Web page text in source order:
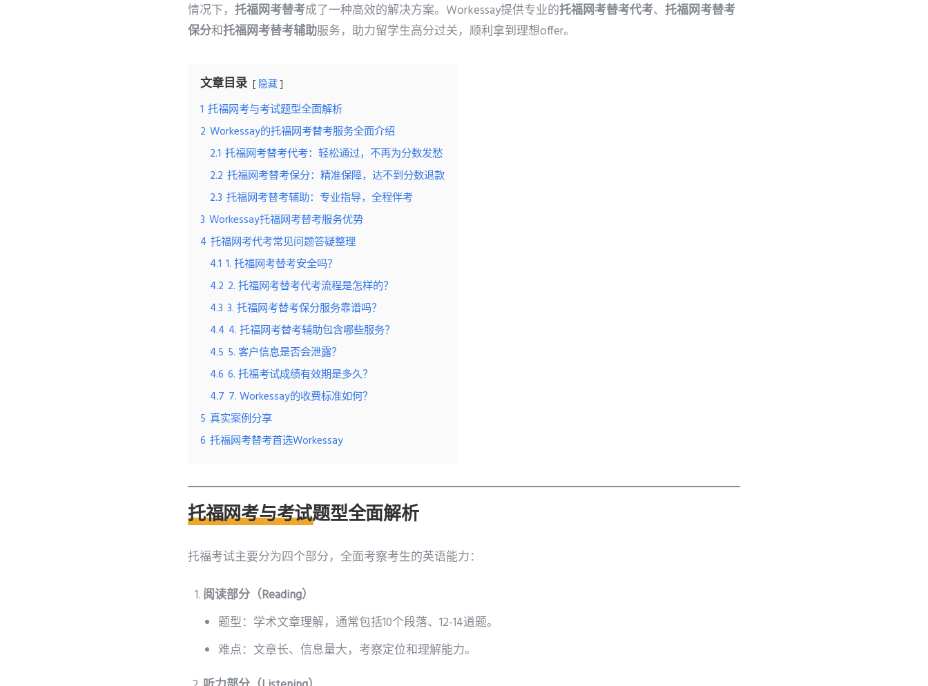
情况下， 托福网考替考成了一种高效的解决方案。Workessay提供专业的托福网考替考代考、 托福网考替考
保分和托福网考替考辅助服务，助力留学生高分过关，顺利拿到理想offer。
文章目录 隐藏
1 托福网考与考试题型全面解析
2 Workessay的托福网考替考服务全面介绍
2.1 托福网考替考代考：轻松通过，不再为分数发愁
2.2 托福网考替考保分：精准保障，达不到分数退款
2.3 托福网考替考辅助：专业指导，全程伴考
3 Workessay托福网考替考服务优势
4 托福网考代考常见问题答疑整理
4.1 1. 托福网考替考安全吗？
4.2 2. 托福网考替考代考流程是怎样的？
4.3 3. 托福网考替考保分服务靠谱吗？
4.4 4. 托福网考替考辅助包含哪些服务？
4.5 5. 客户信息是否会泄露？
4.6 6. 托福考试成绩有效期是多久？
4.7 7. Workessay的收费标准如何？
5 真实案例分享
6 托福网考替考首选Workessay
托福网考与考试题型全面解析
托福考试主要分为四个部分，全面考察考生的英语能力：
阅读部分（Reading）
题型：学术文章理解，通常包括10个段落、12-14道题。
难点：文章长、信息量大，考察定位和理解能力。